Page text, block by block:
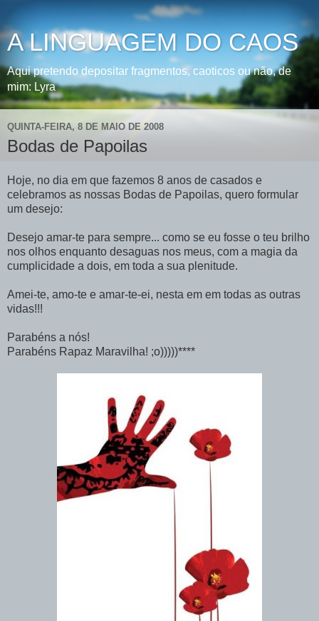
A LINGUAGEM DO CAOS
Aqui pretendo depositar fragmentos, caoticos ou não, de
mim: Lyra
QUINTA-FEIRA, 8 DE MAIO DE 2008
Bodas de Papoilas
Hoje, no dia em que fazemos 8 anos de casados e
celebramos as nossas Bodas de Papoilas, quero formular
um desejo:
Desejo amar-te para sempre... como se eu fosse o teu brilho
nos olhos enquanto desaguas nos meus, com a magia da
cumplicidade a dois, em toda a sua plenitude.
Amei-te, amo-te e amar-te-ei, nesta em em todas as outras
vidas!!!
Parabéns a nós!
Parabéns Rapaz Maravilha! ;o)))))****